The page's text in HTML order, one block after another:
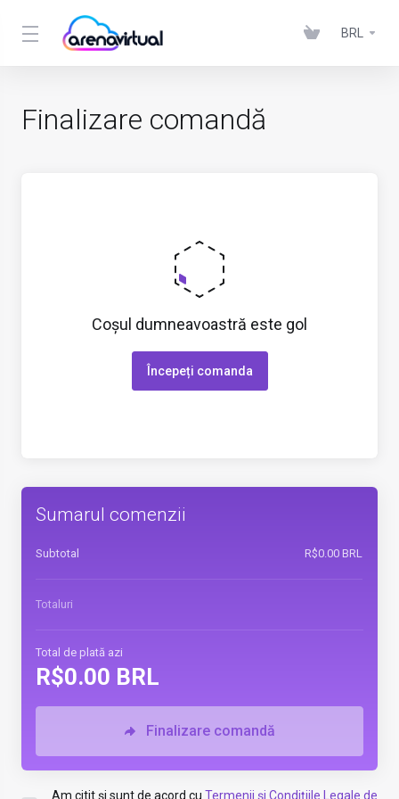
BRL
Finalizare comandă
Coșul dumneavoastră este gol
Începeți comanda
Sumarul comenzii
Subtotal R$0.00 BRL
Totaluri
Total de plată azi
R$0.00 BRL
Finalizare comandă
Am citit și sunt de acord cu Termenii și Condițiile Legale de